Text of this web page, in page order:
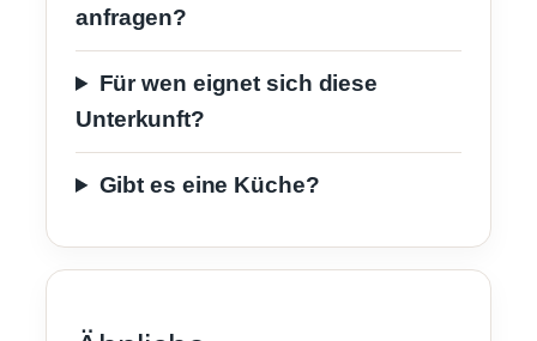
anfragen?
Für wen eignet sich diese
Unterkunft?
Gibt es eine Küche?